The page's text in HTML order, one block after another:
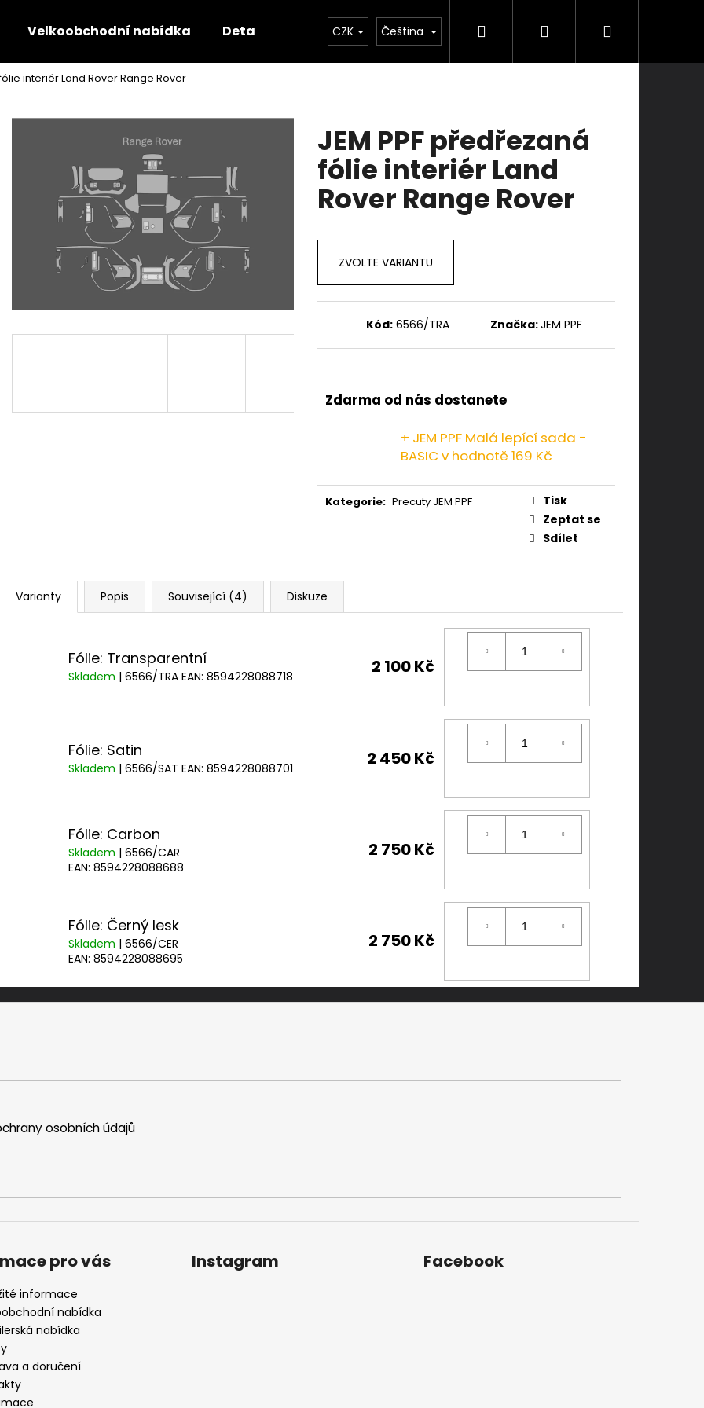
Velkoobchodní nabídka Detailerská nabídka Školení Kontakty
CZK Čeština Hledat PřihlášeníNákupní
interiér Land Rover Range Rover
JEM PPF předřezaná
fólie interiér Land
Rover Range Rover
ZVOLTE VARIANTU
Kód: 6566/TRA Značka:JEM PPF
Zdarma od nás dostanete
+ JEM PPF Malá lepící sada -
BASIC v hodnotě 169 Kč
Kategorie: Precuty JEM PPF
Tisk
Zeptat se
Sdílet
Varianty Popis Související (4) Diskuze
Fólie: Transparentní
Skladem | 6566/TRA EAN: 8594228088718 2 100 Kč
Fólie: Satin
Skladem | 6566/SAT EAN: 8594228088701 2 450 Kč
Fólie: Carbon
Skladem | 6566/CAR
EAN: 8594228088688
2 750 Kč
Fólie: Černý lesk
Skladem | 6566/CER
EAN: 8594228088695
2 750 Kč
Co potřebujete najít?
Doporučujeme
osobních údajů
pro vás
informace
nabídka
nabídka
a doručení
Instagram Facebook